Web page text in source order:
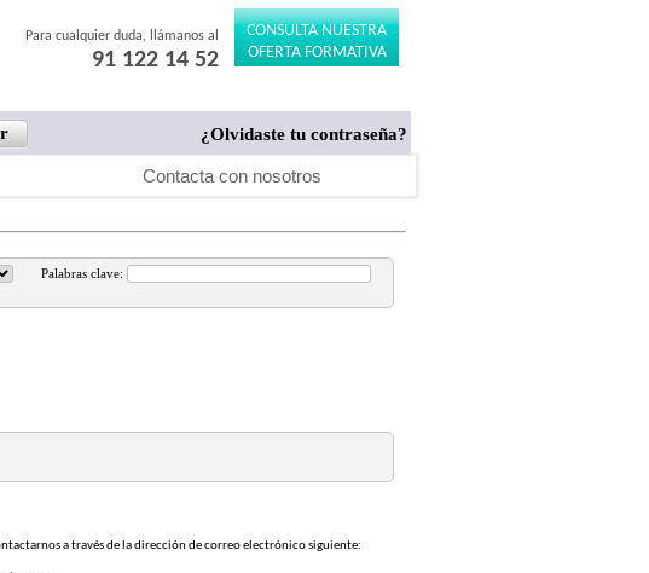
Para cualquier duda, llámanos al
91 122 14 52
CONSULTA NUESTRA
OFERTA FORMATIVA
¿Olvidaste tu contraseña?
Contacta con nosotros
Palabras clave:
a través de la dirección de correo electrónico siguiente: